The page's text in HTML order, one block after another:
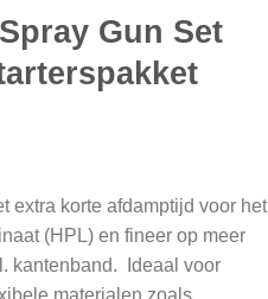
Gun Set
extra korte afdamptijd voor het
(HPL) en fineer op meer
kantenband. Ideaal voor
materialen zoals